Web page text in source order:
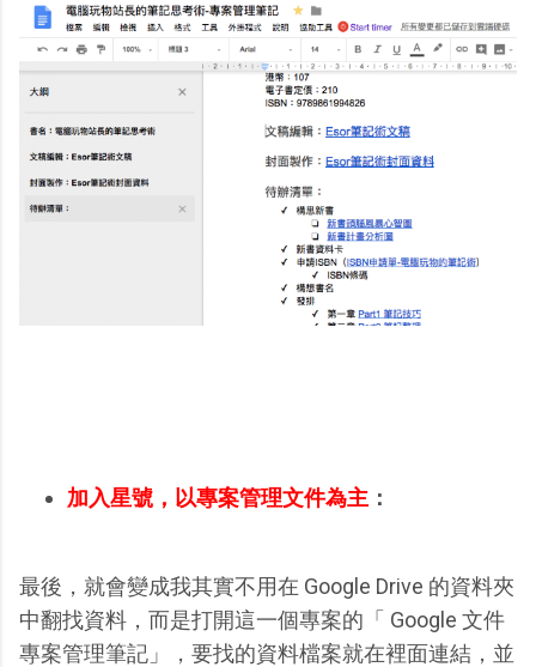
加入星號，以專案管理文件為主 ：
最後，就會變成我其實不用在 Google Drive 的資料夾
中翻找資料，而是打開這一個專案的「 Google 文件
專案管理筆記」，要找的資料檔案就在裡面連結，並